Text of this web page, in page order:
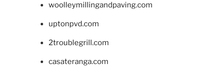
woolleymillingandpaving.com
uptonpvd.com
2troublegrill.com
casateranga.com